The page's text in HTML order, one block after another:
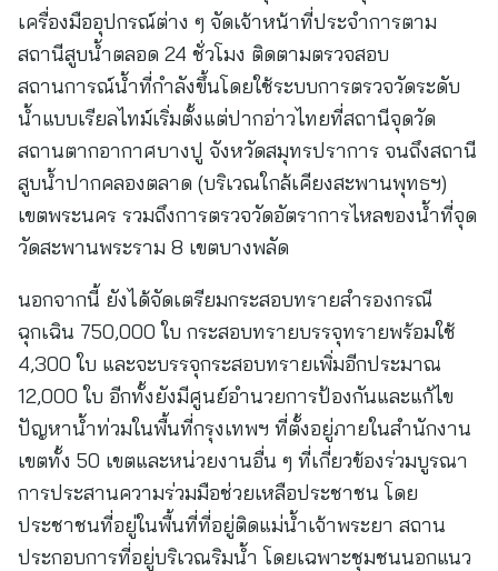
เครื่องมืออุปกรณ์ต่าง ๆ จัดเจ้าหน้าที่ประจำการตาม
สถานีสูบน้ำตลอด 24 ชั่วโมง ติดตามตรวจสอบ
สถานการณ์น้ำที่กำลังขึ้นโดยใช้ระบบการตรวจวัดระดับ
น้ำแบบเรียลไทม์เริ่มตั้งแต่ปากอ่าวไทยที่สถานีจุดวัด
สถานตากอากาศบางปู จังหวัดสมุทรปราการ จนถึงสถานี
สูบน้ำปากคลองตลาด (บริเวณใกล้เคียงสะพานพุทธฯ)
เขตพระนคร รวมถึงการตรวจวัดอัตราการไหลของน้ำที่จุด
วัดสะพานพระราม 8 เขตบางพลัด
นอกจากนี้ ยังได้จัดเตรียมกระสอบทรายสำรองกรณี
ฉุกเฉิน 750,000 ใบ กระสอบทรายบรรจุทรายพร้อมใช้
4,300 ใบ และจะบรรจุกระสอบทรายเพิ่มอีกประมาณ
12,000 ใบ อีกทั้งยังมีศูนย์อำนวยการป้องกันและแก้ไข
ปัญหาน้ำท่วมในพื้นที่กรุงเทพฯ ที่ตั้งอยู่ภายในสำนักงาน
เขตทั้ง 50 เขตและหน่วยงานอื่น ๆ ที่เกี่ยวข้องร่วมบูรณา
การประสานความร่วมมือช่วยเหลือประชาชน โดย
ประชาชนที่อยู่ในพื้นที่ที่อยู่ติดแม่น้ำเจ้าพระยา สถาน
ประกอบการที่อยู่บริเวณริมน้ำ โดยเฉพาะชุมชนนอกแนว